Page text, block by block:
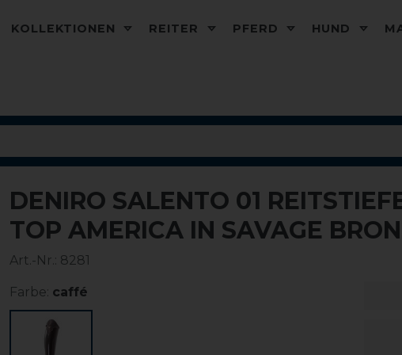
KOLLEKTIONEN REITER PFERD HUND
DENIRO SALENTO 01
TOP AMERICA IN SAVAGE
Art.-Nr.: 8281
Farbe: caffé